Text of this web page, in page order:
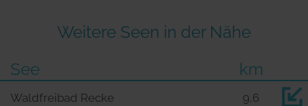
Weitere Seen in der Nähe
See
km
Waldfreibad Recke 9,6